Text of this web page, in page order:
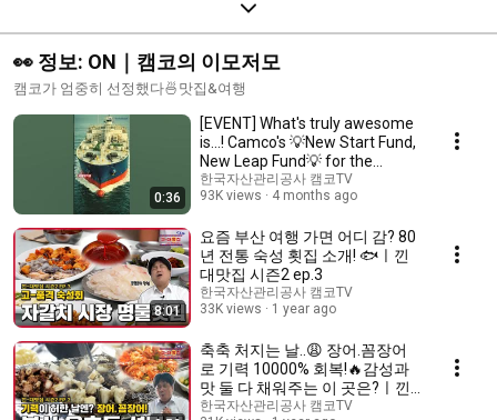
👀 정보: ON｜캠코의 이모저모
캠코가 엄중히 선정했다🍜맛집&여행
0:36
[EVENT] What's truly awesome
is...! Camco's 💡New Start Fund,
New Leap Fund💡 for the
people!
한국자산관리공사 캠코TV
93K views
4 months ago
8:01
요즘 부산 여행 가면 어디 감? 80
년 전통 숙성 횟집 소개! 🐟ㅣ낀
대맛집 시즌2 ep.3
한국자산관리공사 캠코TV
33K views
1 year ago
축축 처지는 날..😩 장어.꼼장어
로 기력 10000% 회복!🔥감성과
맛 둘 다 채워주는 이 곳은?ㅣ낀
대맛집 시즌2 ep.2
한국자산관리공사 캠코TV